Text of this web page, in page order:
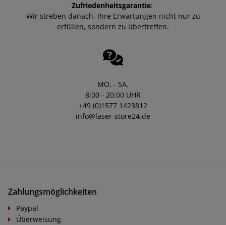
Zufriedenheitsgarantie:
Wir streben danach, Ihre Erwartungen nicht nur zu
erfüllen, sondern zu übertreffen.
MO. - SA.
8:00 - 20:00 UHR
+49 (0)1577 1423812
info@laser-store24.de
Zahlungsmöglichkeiten
Paypal
Überweisung